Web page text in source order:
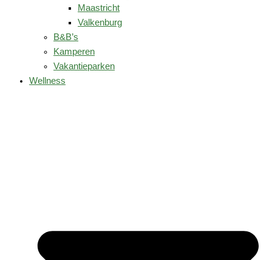
Maastricht
Valkenburg
B&B’s
Kamperen
Vakantieparken
Wellness